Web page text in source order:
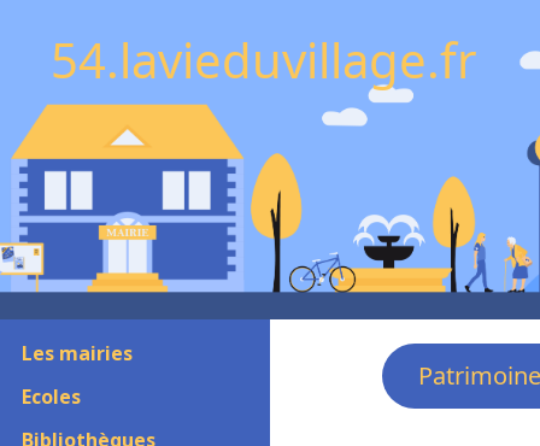
54.lavieduvillage.fr
Les mairies
Ecoles
Bibliothèques
Patrimoine